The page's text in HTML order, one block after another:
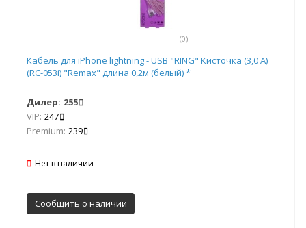
(0)
Кабель для iPhone lightning - USB "RING" Кисточка (3,0 A)
(RC-053i) "Remax" длина 0,2м (белый) *
Дилер: 255
VIP: 247
Premium: 239
Нет в наличии
Сообщить о наличии